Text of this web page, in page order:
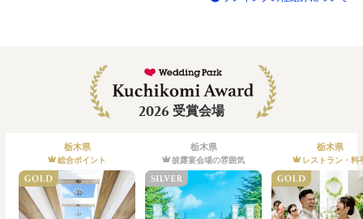
2026 受賞会場
栃木県
総合ポイント
栃木県
披露宴会場の雰囲気
栃木県
レストラン・料